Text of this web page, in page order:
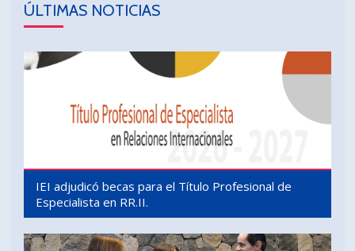
ÚLTIMAS NOTICIAS
IEI adjudicó becas para el Título Profesional de
Especialista en RR.II.